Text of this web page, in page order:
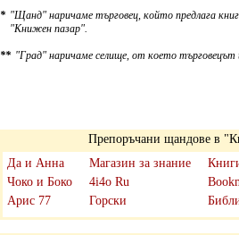
* "Щанд" наричаме търговец, който предлага
"Книжен пазар".
** "Град" наричаме селище, от което търговецът
Препоръчани щандове в
Да и Анна
Чоко и Боко
Арис 77
Магазин за знание
4i4o Ru
Горски